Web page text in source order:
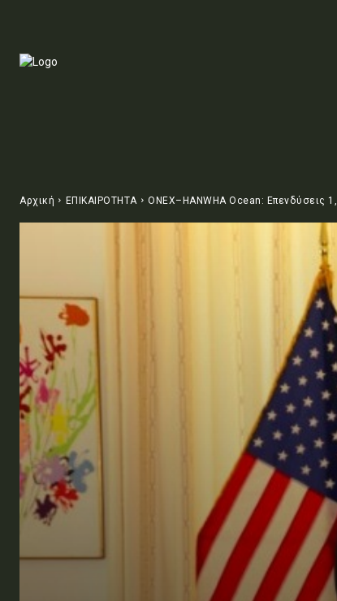
Αρχική ΕΠΙΚΑΙΡΟΤΗΤΑ ONEX–HANWHA Ocean: Επενδύσεις